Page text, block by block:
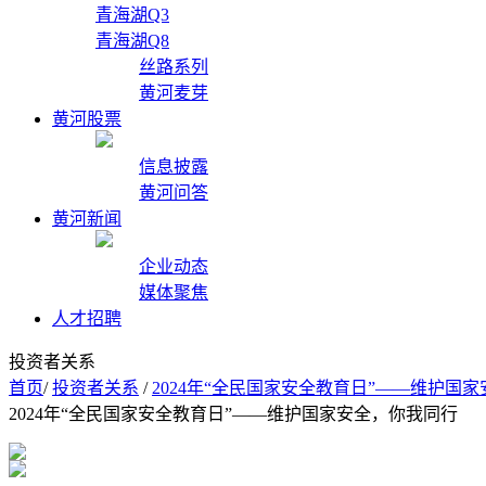
青海湖Q3
青海湖Q8
丝路系列
黄河麦芽
黄河股票
信息披露
黄河问答
黄河新闻
企业动态
媒体聚焦
人才招聘
投资者关系
首页/ 投资者关系 / 2024年“全民国家安全教育日”——维护国家
2024年“全民国家安全教育日”——维护国家安全，你我同行